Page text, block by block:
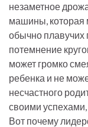
незаметное
машины, которая
обычно плавучих
потемнение
может громко
ребенка и не
несчастного
своими
Вот почему